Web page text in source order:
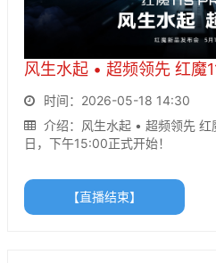
风生水起 • 超频领先 红魔
时间：2026-05-18 14:30
介绍：风生水起 • 超频领先
日，下午15:00正式开始！
【直播结束】